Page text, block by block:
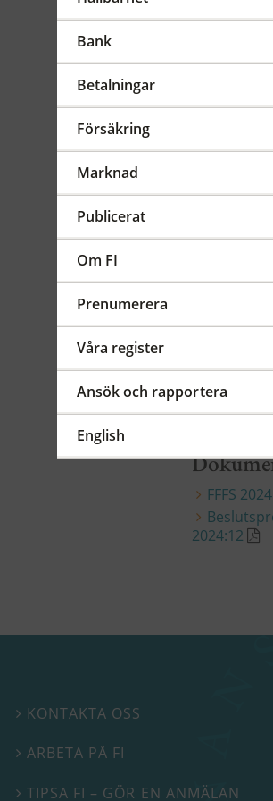
Bank
Betalningar
Försäkring
Marknad
Publicerat
Om FI
Prenumerera
Våra register
Ansök och rapportera
English
utländska
Därutöver
ändringar
och i
2024:12
FFFS
2024:12
 KONTAKTA OSS
 ARBETA PÅ FI
TIPSA FI – GÖR EN ANMÄLAN